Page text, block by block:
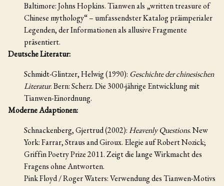
Baltimore: Johns Hopkins. Tianwen als „written treasure of
Chinese mythology“ – umfassendster Katalog präimperialer
Legenden, der Informationen als allusive Fragmente
präsentiert.
Deutsche Literatur:
Schmidt-Glintzer, Helwig (1990): Geschichte der chinesischen
Literatur. Bern: Scherz. Die 3000-jährige Entwicklung mit
Tianwen-Einordnung.
Moderne Adaptionen:
Schnackenberg, Gjertrud (2002): Heavenly Questions. New
York: Farrar, Straus and Giroux. Elegie auf Robert Nozick;
Griffin Poetry Prize 2011. Zeigt die lange Wirkmacht des
Fragens ohne Antworten.
Pink Floyd / Roger Waters: Verwendung des Tianwen-Motivs